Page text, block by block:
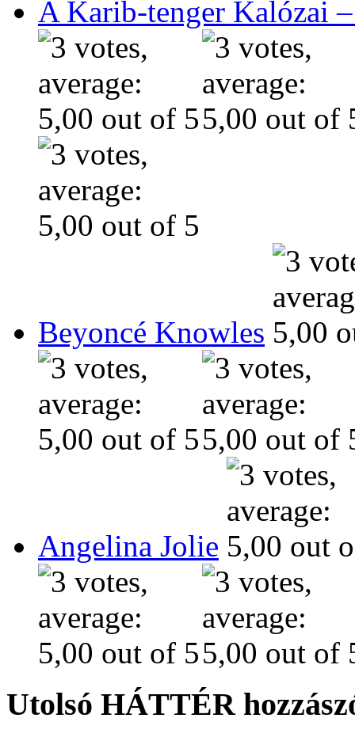
A Karib-tenger Kalózai
Beyoncé Knowles
Angelina Jolie
Utolsó HÁTTÉR